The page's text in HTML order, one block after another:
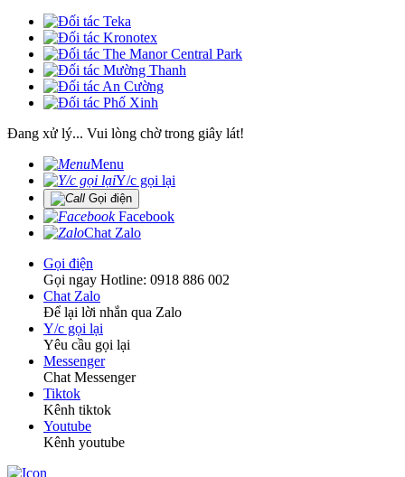
Đang xử lý... Vui lòng chờ trong giây lát!
Menu
Y/c gọi lại
Gọi điện
Facebook
Chat Zalo
Gọi điện
Gọi ngay Hotline: 0918 886 002
Chat Zalo
Để lại lời nhắn qua Zalo
Y/c gọi lại
Yêu cầu gọi lại
Messenger
Chat Messenger
Tiktok
Kênh tiktok
Youtube
Kênh youtube